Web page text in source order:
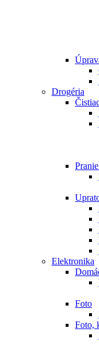
Drogéria
Elektronika
Foto
Foto,